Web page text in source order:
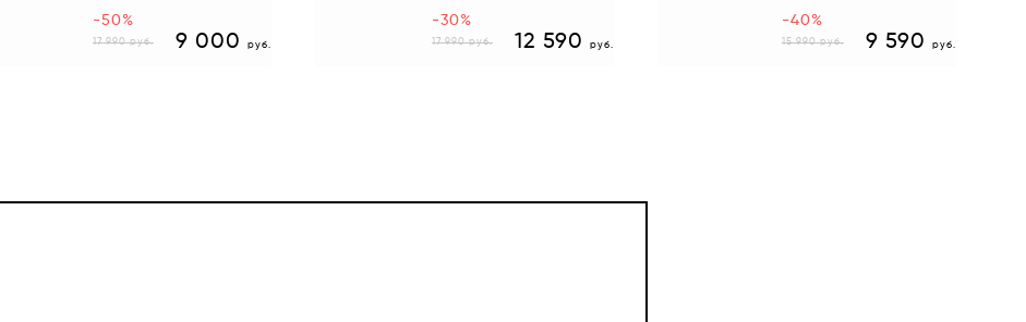
-50%
17 990руб. 9 000 руб.
-30%
17 990руб. 12 590 руб.
-40%
15 990руб. 9 590 руб.